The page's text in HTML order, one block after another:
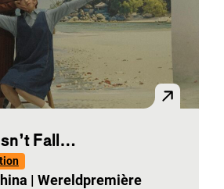
Fall…
| Wereldpremière